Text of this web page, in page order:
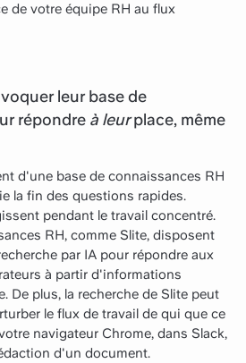
de votre équipe RH au flux
leur base de
répondre à leurplace, même
d'une base de connaissances RH
la fin des questions rapides.
pendant le travail concentré.
RH, comme Slite, disposent
par IA pour répondre aux
à partir d'informations
De plus, la recherche de Slite peut
le flux de travail de qui que ce
navigateur Chrome, dans Slack,
d'un document.